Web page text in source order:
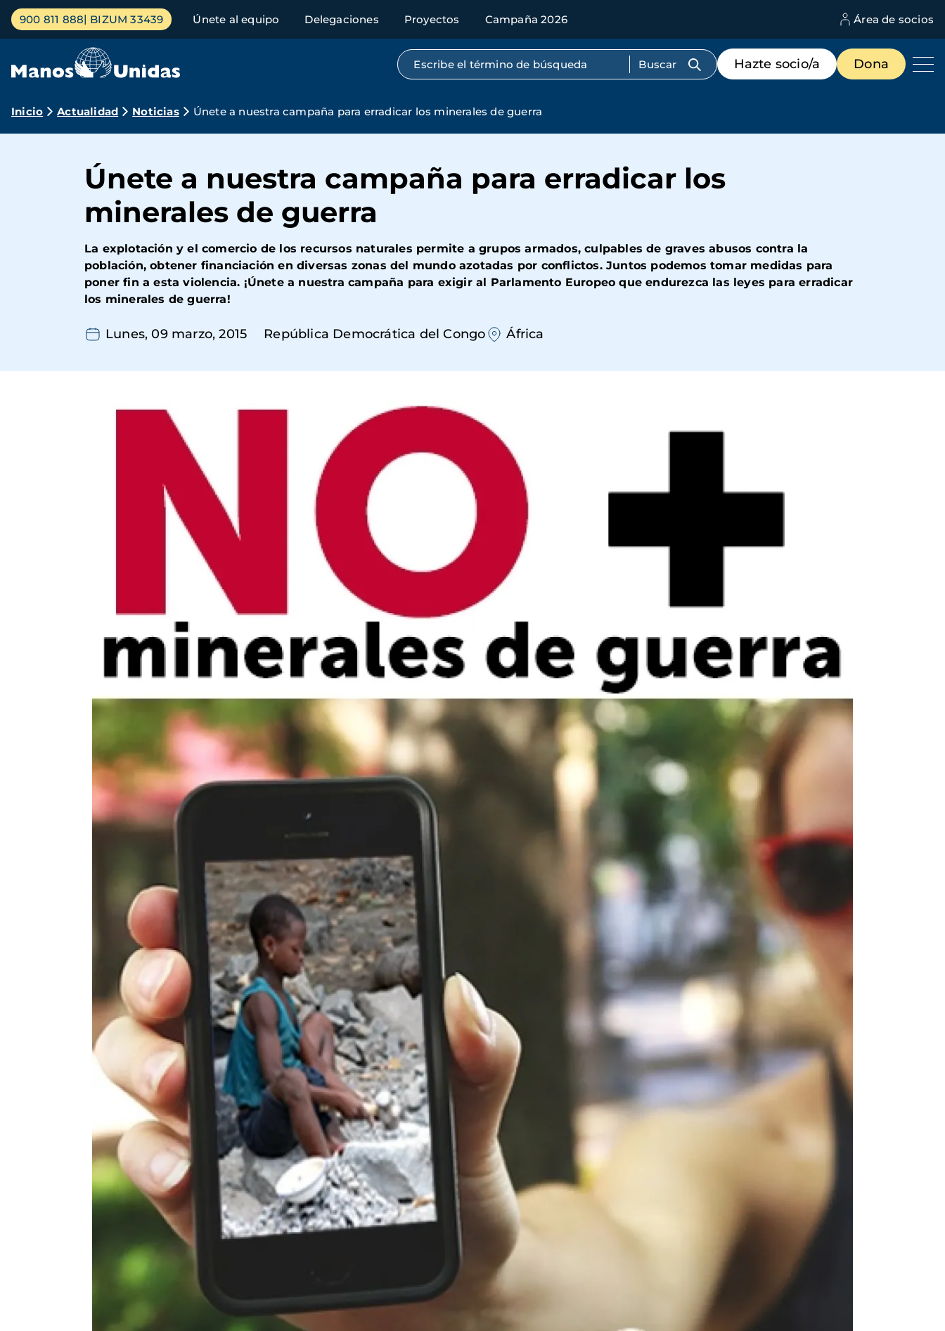
Pasar
contenido
Menú
principal
900 811 888 BIZUM 33439 Únete al equipo Delegaciones Proyectos Campaña 2026 Área de socios
Búsqueda por texto completo
Menú
de
destacados
Hazte socio/a Dona
Ruta
navegación
Inicio Actualidad Noticias Únete a nuestra campaña para erradicar los minerales de guerra
Únete a nuestra campaña para erradicar los
minerales de guerra
La explotación y el comercio de los recursos naturales permite a grupos armados, culpables de graves abusos contra la
población, obtener financiación en diversas zonas del mundo azotadas por conflictos. Juntos podemos tomar medidas para
poner fin a esta violencia. ¡Únete a nuestra campaña para exigir al Parlamento Europeo que endurezca las leyes para erradicar
los minerales de guerra!
Lunes, 09 marzo, 2015 República Democrática del Congo África